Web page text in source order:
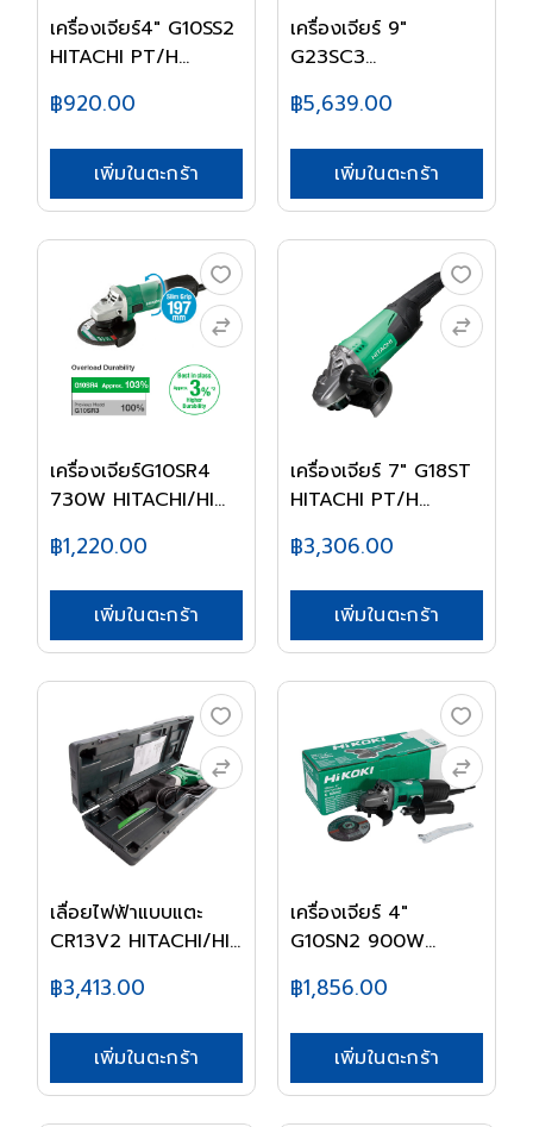
เครื่องเจียร์4" G10SS2
HITACHI PT/H...
฿920.00
เพิ่มในตะกร้า
เครื่องเจียร์ 9"
G23SC3
฿5,639.00
เพิ่มในตะกร้า
เครื่องเจียร์G10SR4
730W HITACHI/HI...
฿1,220.00
เพิ่มในตะกร้า
เครื่องเจียร์ 7" G18ST
HITACHI PT/H...
฿3,306.00
เพิ่มในตะกร้า
เลื่อยไฟฟ้าแบบแตะ
CR13V2 HITACHI/HI...
฿3,413.00
เพิ่มในตะกร้า
เครื่องเจียร์ 4"
G10SN2 900W
฿1,856.00
เพิ่มในตะกร้า